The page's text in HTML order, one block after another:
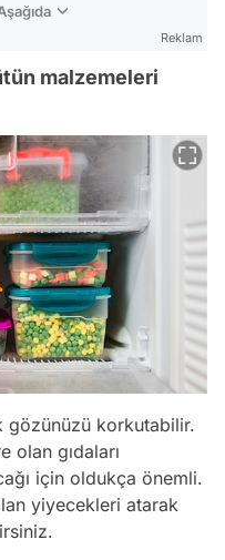
Reklam
malzemeleri
gözünüzü korkutabilir.
olan gıdaları
için oldukça önemli.
yiyecekleri atarak